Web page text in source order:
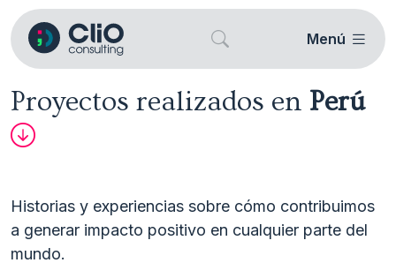
Menú
Proyectos realizados en Perú
Historias y experiencias sobre cómo contribuimos
a generar impacto positivo en cualquier parte del